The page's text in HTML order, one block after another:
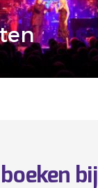
bij